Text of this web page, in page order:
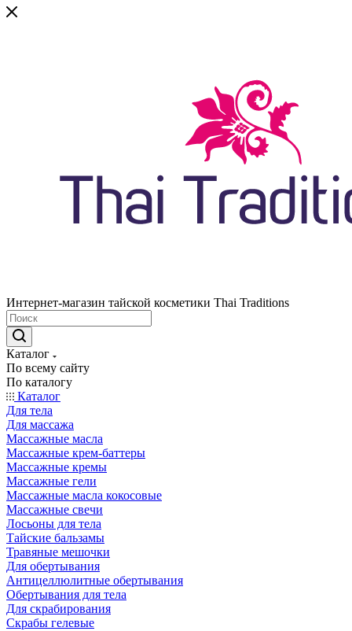
Интернет-магазин тайской косметики Thai Traditions
Каталог
По всему сайту
По каталогу
Каталог
Для тела
Для массажа
Массажные масла
Массажные крем-баттеры
Массажные кремы
Массажные гели
Массажные масла кокосовые
Массажные свечи
Лосьоны для тела
Тайские бальзамы
Травяные мешочки
Для обертывания
Антицеллюлитные обертывания
Обертывания для тела
Для скрабирования
Скрабы гелевые